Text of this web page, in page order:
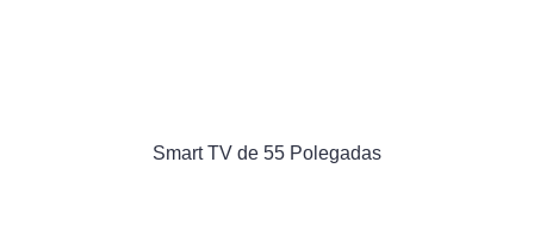
Smart TV de 55 Polegadas